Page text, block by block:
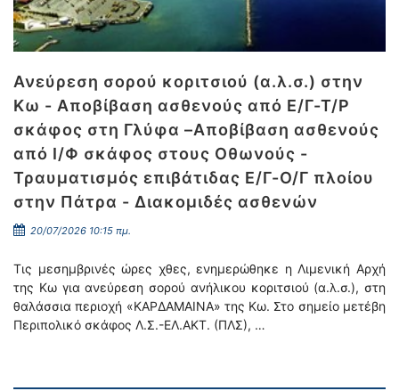
Ανεύρεση σορού κοριτσιού (α.λ.σ.) στην
Κω - Αποβίβαση ασθενούς από Ε/Γ-Τ/Ρ
σκάφος στη Γλύφα –Αποβίβαση ασθενούς
από Ι/Φ σκάφος στους Οθωνούς -
Τραυματισμός επιβάτιδας Ε/Γ-Ο/Γ πλοίου
στην Πάτρα - Διακομιδές ασθενών
20/07/2026 10:15 πμ.
Τις μεσημβρινές ώρες χθες, ενημερώθηκε η Λιμενική Αρχή
της Κω για ανεύρεση σορού ανήλικου κοριτσιού (α.λ.σ.), στη
θαλάσσια περιοχή «ΚΑΡΔΑΜΑΙΝΑ» της Κω. Στο σημείο μετέβη
Περιπολικό σκάφος Λ.Σ.-ΕΛ.ΑΚΤ. (ΠΛΣ), …